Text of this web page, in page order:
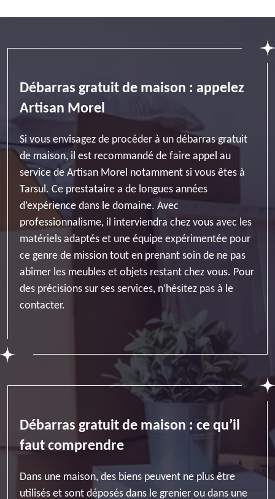
Débarras gratuit de maison : appelez
Artisan Morel
Si vous envisagez de procéder à un débarras gratuit
de maison, il est recommandé de faire appel au
service de Artisan Morel notamment si vous êtes à
Tarsul. Ce prestataire a de longues années
d’expérience dans le domaine. Avec
professionnalisme, il interviendra chez vous avec les
matériels adaptés et une équipe expérimentée pour
ce genre de mission tout en prenant soin de ne pas
abîmer les meubles et objets restant chez vous. Pour
des précisions sur ses services, n’hésitez pas à le
contacter.
Débarras gratuit de maison : ce qu’il
faut comprendre
Dans une maison, des biens peuvent ne plus être
utilisés et sont déposés dans le grenier ou dans une